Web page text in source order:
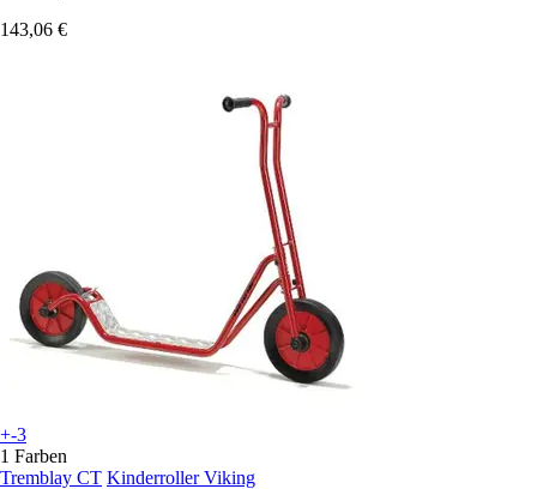
143,06 €
+-3
1 Farben
Tremblay CT Kinderroller Viking